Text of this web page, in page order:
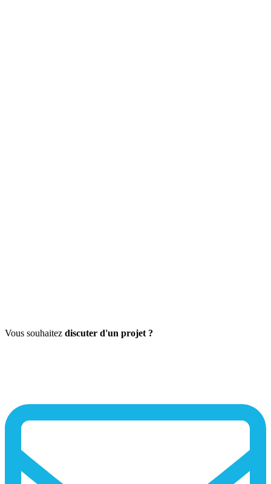
Vous souhaitez discuter d'un projet ?